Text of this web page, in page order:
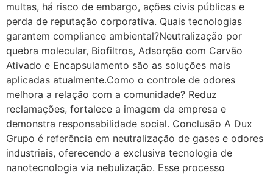
multas, há risco de embargo, ações civis públicas e
perda de reputação corporativa. Quais tecnologias
garantem compliance ambiental?Neutralização por
quebra molecular, Biofiltros, Adsorção com Carvão
Ativado e Encapsulamento são as soluções mais
aplicadas atualmente.Como o controle de odores
melhora a relação com a comunidade? Reduz
reclamações, fortalece a imagem da empresa e
demonstra responsabilidade social. Conclusão A Dux
Grupo é referência em neutralização de gases e odores
industriais, oferecendo a exclusiva tecnologia de
nanotecnologia via nebulização. Esse processo